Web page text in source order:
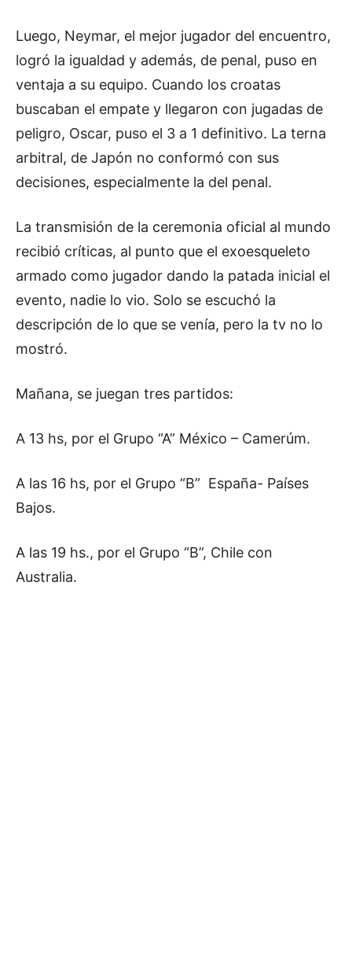
Luego, Neymar, el mejor jugador del encuentro,
logró la igualdad y además, de penal, puso en
ventaja a su equipo. Cuando los croatas
buscaban el empate y llegaron con jugadas de
peligro, Oscar, puso el 3 a 1 definitivo. La terna
arbitral, de Japón no conformó con sus
decisiones, especialmente la del penal.
La transmisión de la ceremonia oficial al mundo
recibió críticas, al punto que el exoesqueleto
armado como jugador dando la patada inicial el
evento, nadie lo vio. Solo se escuchó la
descripción de lo que se venía, pero la tv no lo
mostró.
Mañana, se juegan tres partidos:
A 13 hs, por el Grupo “A” México – Camerúm.
A las 16 hs, por el Grupo “B” España- Países
Bajos.
A las 19 hs., por el Grupo “B”, Chile con
Australia.